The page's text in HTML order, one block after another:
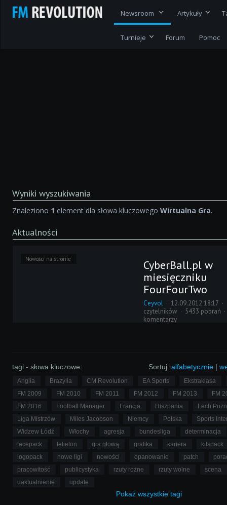
Newsroom Artykuły
Turnieje Forum Pomoc
Wyniki wyszukiwania
Znaleziono 1 element dla słowa kluczowegoWirtualna Gra.
Aktualności
Nowości na stronie
CyberBall.pl w
miesięczniku
FourFourTwo
Ceyvol 12.09.2012 18:17
czytelników
5433 pobrań
komentarzy
przeczytać nas będziecie
Sortuj: alfabetycznie |
tagi - słowa kluczowe:
Anglia Brazylia CM Revolution EA Sports
Ekstraklasa
FM 2009
FM 2010 FM 2011 FM 2012 FM 2013
FM
FM 2016
Football Manager Francja Hiszpania
Lech
Liga Mistrzów
Miles Jacobson Niemcy Polska
Sports
Widzew Łódź
Włochy agresja bundesliga
determinacja
facepack
felieton gra głową grafika kariera
kitspack
logopack
nowe ligi nowości opanowanie patch
pracowitość
publicystyka rzuty rożne rzuty wolne
scena
uaktualnienie
update
Pokaż wszystkie tagi